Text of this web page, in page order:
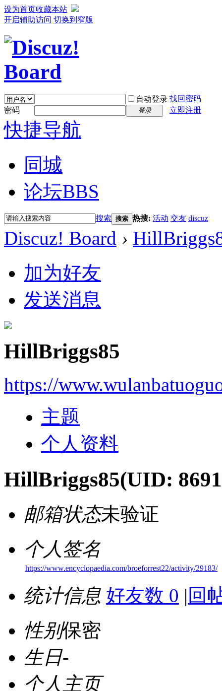
设为首页收藏本站
开启辅助访问 切换到窄版
自动登录 找回密码
密码
登录 立即注册
快捷导航
同城
论坛BBS
搜索 搜索 热搜: 活动 交友 discuz
Discuz! Board ›
加为好友
发送消息
HillBriggs85
https://
主题
个人资料
HillBriggs85(UID:
邮箱状态未验证
个人签名
https://www.encyclopaedia.com/broeforrest22/activity/29183/
统计信息 好友数 0 | 回
性别保密
生日-
个人主页